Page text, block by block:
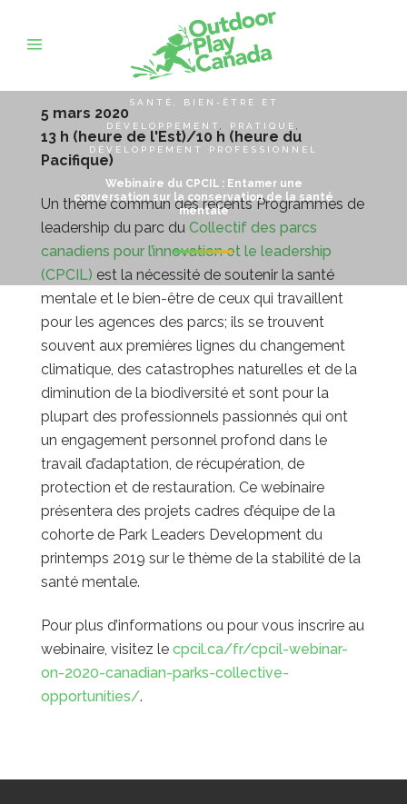
SANTÉ, BIEN-ÊTRE ET
DÉVELOPPEMENT PRATIQUE
DÉVELOPPEMENT PROFESSIONNEL
Webinaire du CPCIL : Entamer une
conversation sur la conservation de la santé
mentale
5 mars 2020
13 h (heure de l'Est)/10 h (heure du
Pacifique)
Un thème commun des récents Programmes de
leadership du parc du Collectif des parcs
canadiens pour l’innovation et le leadership
(CPCIL) est la nécessité de soutenir la santé
mentale et le bien-être de ceux qui travaillent
pour les agences des parcs; ils se trouvent
souvent aux premières lignes du changement
climatique, des catastrophes naturelles et de la
diminution de la biodiversité et sont pour la
plupart des professionnels passionnés qui ont
un engagement personnel profond dans le
travail d’adaptation, de récupération, de
protection et de restauration. Ce webinaire
présentera des projets cadres d’équipe de la
cohorte de Park Leaders Development du
printemps 2019 sur le thème de la stabilité de la
santé mentale.
Pour plus d’informations ou pour vous inscrire au
webinaire, visitez le cpcil.ca/fr/cpcil-webinar-
on-2020-canadian-parks-collective-
opportunities/.